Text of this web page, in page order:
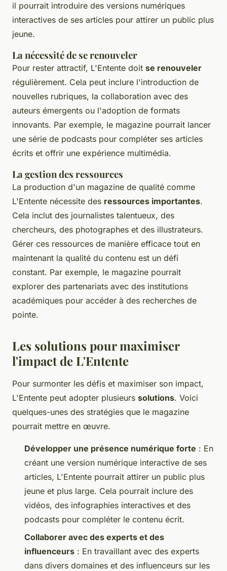
il pourrait introduire des versions numériques
interactives de ses articles pour attirer un public plus
jeune.
La nécessité de se renouveler
Pour rester attractif, L'Entente doit se renouveler
régulièrement. Cela peut inclure l'introduction de
nouvelles rubriques, la collaboration avec des
auteurs émergents ou l'adoption de formats
innovants. Par exemple, le magazine pourrait lancer
une série de podcasts pour compléter ses articles
écrits et offrir une expérience multimédia.
La gestion des ressources
La production d'un magazine de qualité comme
L'Entente nécessite des ressources importantes.
Cela inclut des journalistes talentueux, des
chercheurs, des photographes et des illustrateurs.
Gérer ces ressources de manière efficace tout en
maintenant la qualité du contenu est un défi
constant. Par exemple, le magazine pourrait
explorer des partenariats avec des institutions
académiques pour accéder à des recherches de
pointe.
Les solutions pour maximiser
l'impact de L'Entente
Pour surmonter les défis et maximiser son impact,
L'Entente peut adopter plusieurs solutions. Voici
quelques-unes des stratégies que le magazine
pourrait mettre en œuvre.
Développer une présence numérique forte : En
créant une version numérique interactive de ses
articles, L'Entente pourrait attirer un public plus
jeune et plus large. Cela pourrait inclure des
vidéos, des infographies interactives et des
podcasts pour compléter le contenu écrit.
Collaborer avec des experts et des
influenceurs : En travaillant avec des experts
dans divers domaines et des influenceurs sur les